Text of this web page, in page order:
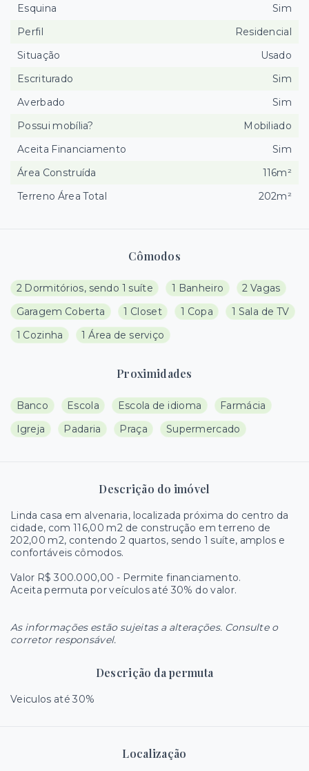
Cômodos
2 Dormitórios, sendo 1 suíte 1 Banheiro
2 Vagas
Garagem Coberta
1 Closet 1 Copa
1 Sala de TV
1 Cozinha
1 Área de serviço
Proximidades
Banco Escola Escola de idioma
Farmácia
Igreja
Padaria Praça Supermercado
Descrição do imóvel
Linda casa em alvenaria, localizada próxima do centro da
cidade, com 116,00 m2 de construção em terreno de
202,00 m2, contendo 2 quartos, sendo 1 suíte, amplos e
confortáveis cômodos.
Valor R$ 300.000,00 - Permite financiamento.
Aceita permuta por veículos até 30% do valor.
As informações estão sujeitas a alterações. Consulte o
corretor responsável.
Descrição da permuta
Veiculos até 30%
Localização
Esquina
Sim
Perfil
Residencial
Situação
Usado
Escriturado
Sim
Averbado
Sim
Possui mobília?
Mobiliado
Aceita Financiamento
Sim
Área Construída
116m²
Terreno Área Total
202m²